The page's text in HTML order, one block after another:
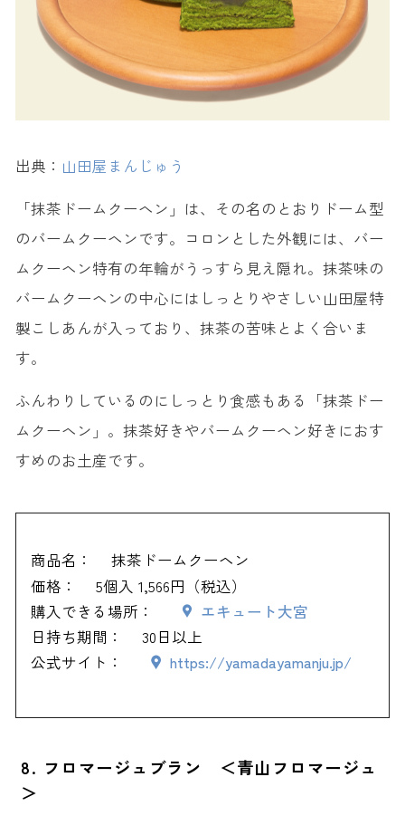
出典： 山田屋まんじゅう
「抹茶ドームクーヘン」は、その名のとおりドーム型
のバームクーヘンです。コロンとした外観には、バー
ムクーヘン特有の年輪がうっすら見え隠れ。抹茶味の
バームクーヘンの中心にはしっとりやさしい山田屋特
製こしあんが入っており、抹茶の苦味とよく合いま
す。
ふんわりしているのにしっとり食感もある「抹茶ドー
ムクーヘン」。抹茶好きやバームクーヘン好きにおす
すめのお土産です。
商品名：
抹茶ドームクーヘン
価格：
5個入 1,566円（税込）
購入できる場所：
エキュート大宮
日持ち期間：
30日以上
公式サイト：
https://yamadayamanju.jp/
8. フロマージュブラン ＜青山フロマージュ
＞